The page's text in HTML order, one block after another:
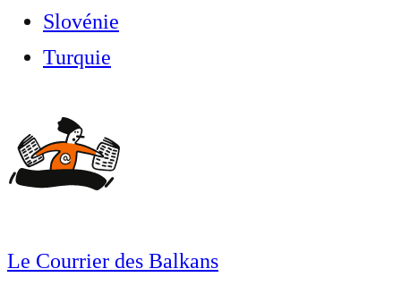
Slovénie
Turquie
Le Courrier des Balkans